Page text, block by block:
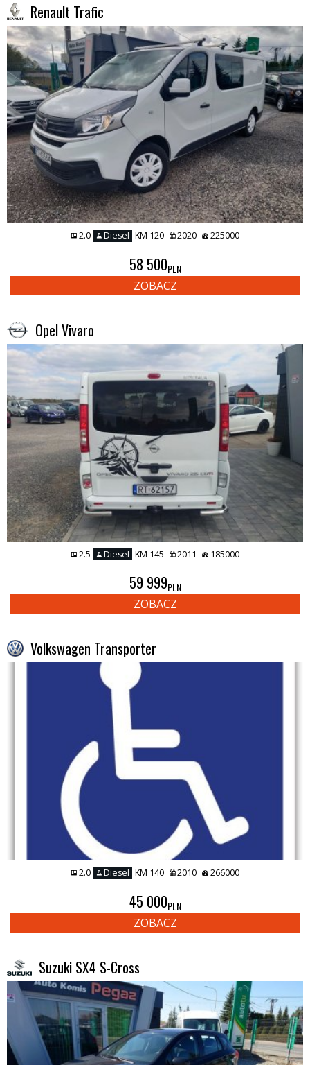
Renault Trafic
2.0 Diesel KM 120 2020 225000
58 500PLN
ZOBACZ
Opel Vivaro
2.5 Diesel KM 145 2011 185000
59 999PLN
ZOBACZ
Volkswagen Transporter
2.0 Diesel KM 140 2010 266000
45 000PLN
ZOBACZ
Suzuki SX4 S-Cross